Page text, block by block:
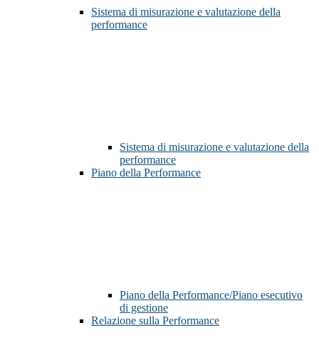
Sistema di misurazione e valutazione della
performance
Sistema di misurazione e valutazione della
performance
Piano della Performance
Piano della Performance/Piano esecutivo
di gestione
Relazione sulla Performance